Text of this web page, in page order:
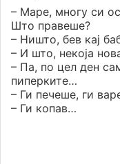
– Маре, многу си
Што правеше?
– Ништо, бев кај
– И што, некоја
– Па, по цел ден
пиперките…
– Ги печеше, ги
– Ги копав…